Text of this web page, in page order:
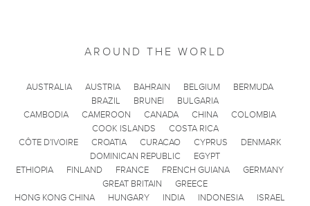
AROUND THE WORLD
AUSTRALIA AUSTRIA BAHRAIN BELGIUM
BERMUDA
BRAZIL
BRUNEI
BULGARIA
CAMBODIA
CAMEROON CANADA CHINA
COLOMBIA
COOK ISLANDS
COSTA RICA
CÔTE D'IVOIRE
CROATIA CURACAO CYPRUS
DENMARK
DOMINICAN REPUBLIC
EGYPT
ETHIOPIA
FINLAND FRANCE FRENCH GUIANA
GERMANY
GREAT BRITAIN
GREECE
HONG KONG CHINA
HUNGARY INDIA INDONESIA ISRAEL